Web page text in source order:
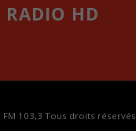
RADIO HD
103,3 Tous droits réservés.